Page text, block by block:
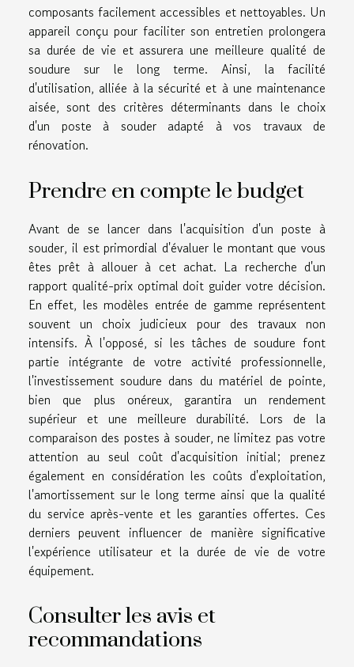
composants facilement accessibles et nettoyables. Un
appareil conçu pour faciliter son entretien prolongera
sa durée de vie et assurera une meilleure qualité de
soudure sur le long terme. Ainsi, la facilité
d'utilisation, alliée à la sécurité et à une maintenance
aisée, sont des critères déterminants dans le choix
d'un poste à souder adapté à vos travaux de
rénovation.
Prendre en compte le budget
Avant de se lancer dans l'acquisition d'un poste à
souder, il est primordial d'évaluer le montant que vous
êtes prêt à allouer à cet achat. La recherche d'un
rapport qualité-prix optimal doit guider votre décision.
En effet, les modèles entrée de gamme représentent
souvent un choix judicieux pour des travaux non
intensifs. À l'opposé, si les tâches de soudure font
partie intégrante de votre activité professionnelle,
l'investissement soudure dans du matériel de pointe,
bien que plus onéreux, garantira un rendement
supérieur et une meilleure durabilité. Lors de la
comparaison des postes à souder, ne limitez pas votre
attention au seul coût d'acquisition initial; prenez
également en considération les coûts d'exploitation,
l'amortissement sur le long terme ainsi que la qualité
du service après-vente et les garanties offertes. Ces
derniers peuvent influencer de manière significative
l'expérience utilisateur et la durée de vie de votre
équipement.
Consulter les avis et
recommandations